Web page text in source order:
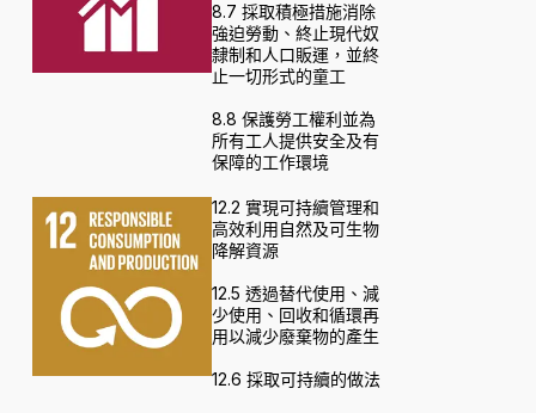
8.7 採取積極措施消除
強迫勞動、終止現代奴
隸制和人口販運，並終
止一切形式的童工
8.8 保護勞工權利並為
所有工人提供安全及有
保障的工作環境
12.2 實現可持續管理和
高效利用自然及可生物
降解資源
12.5 透過替代使用、減
少使用、回收和循環再
用以減少廢棄物的產生
12.6 採取可持續的做法